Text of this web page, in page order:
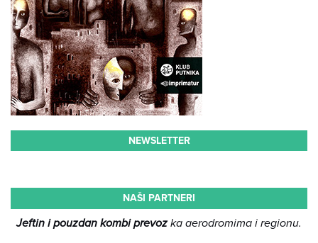
NEWSLETTER
NAŠI PARTNERI
Jeftin i pouzdan kombi prevozka aerodromima i regionu.